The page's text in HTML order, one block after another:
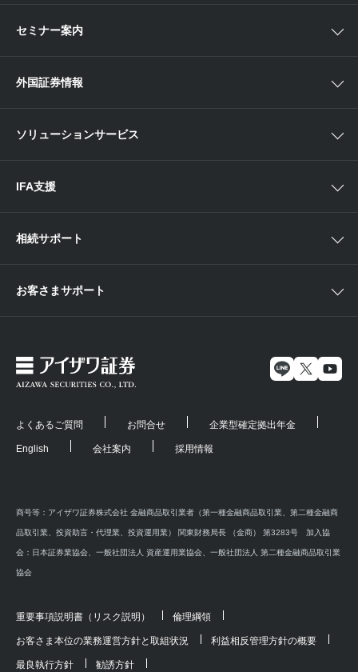
ETF・ETN・REIT
ラップサービス
新商品情報
各種お手続き
便利なサービス
当社サービスのご利用にあたって
近畿
セミナー案内
外国証券情報
ソリューションサービス
IFA支援
相続サポート
お客さまサポート
よくあるご質問 お問合せ 企業型確定拠出年金
English 会社案内 採用情報
商号等：アイザワ証券株式会社 金融商品取引業者（第一種金融商品取引業、第二種金融商
品取引業、投資助言・代理業、投資運用業） 関東財務局長 （金商） 第3283号 加入協
会：日本証券業協会、一般社団法人 資産運用業協会、一般社団法人 第二種金融商品取引業
協会
重要事項説明書（リスク説明） 倫理綱領
お客さま本位の業務運営方針と取組状況 利益相反管理方針の概要
最良執行方針 勧誘方針